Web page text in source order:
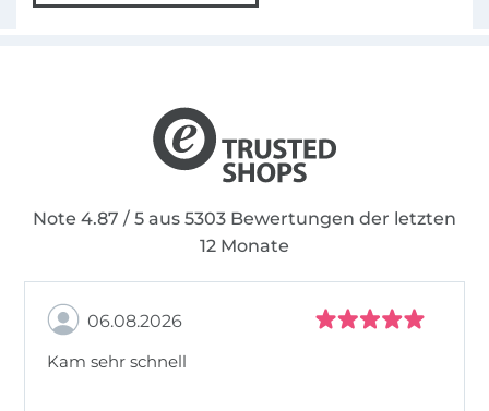
Note 4.87 / 5 aus 5303 Bewertungen der letzten
12 Monate
06.08.2026
Kam sehr schnell